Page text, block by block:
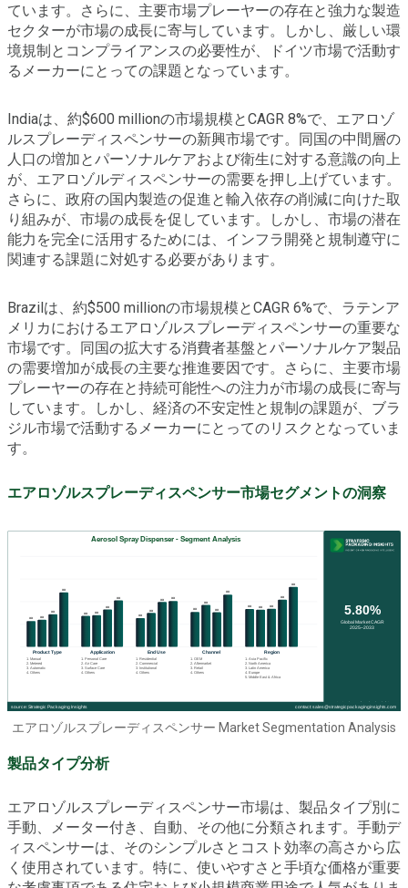
ています。さらに、主要市場プレーヤーの存在と強力な製造
セクターが市場の成長に寄与しています。しかし、厳しい環
境規制とコンプライアンスの必要性が、ドイツ市場で活動す
るメーカーにとっての課題となっています。
Indiaは、約$600 millionの市場規模とCAGR 8%で、エアロゾ
ルスプレーディスペンサーの新興市場です。同国の中間層の
人口の増加とパーソナルケアおよび衛生に対する意識の向上
が、エアロゾルディスペンサーの需要を押し上げています。
さらに、政府の国内製造の促進と輸入依存の削減に向けた取
り組みが、市場の成長を促しています。しかし、市場の潜在
能力を完全に活用するためには、インフラ開発と規制遵守に
関連する課題に対処する必要があります。
Brazilは、約$500 millionの市場規模とCAGR 6%で、ラテンア
メリカにおけるエアロゾルスプレーディスペンサーの重要な
市場です。同国の拡大する消費者基盤とパーソナルケア製品
の需要増加が成長の主要な推進要因です。さらに、主要市場
プレーヤーの存在と持続可能性への注力が市場の成長に寄与
しています。しかし、経済の不安定性と規制の課題が、ブラ
ジル市場で活動するメーカーにとってのリスクとなっていま
す。
エアロゾルスプレーディスペンサー市場セグメントの洞察
エアロゾルスプレーディスペンサー Market Segmentation Analysis
製品タイプ分析
エアロゾルスプレーディスペンサー市場は、製品タイプ別に
手動、メーター付き、自動、その他に分類されます。手動デ
ィスペンサーは、そのシンプルさとコスト効率の高さから広
く使用されています。特に、使いやすさと手頃な価格が重要